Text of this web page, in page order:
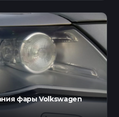
фары Volkswagen